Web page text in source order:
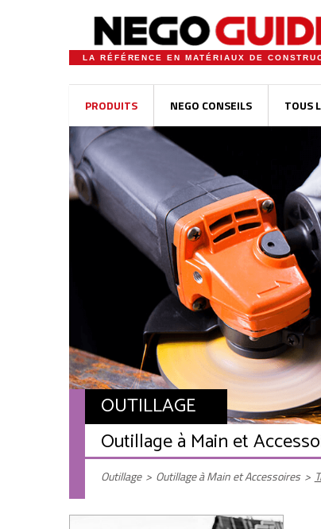
LA RÉFÉRENCE EN MATÉRIAUX DE
PRODUITS NEGO CONSEILS TOUS
OUTILLAGE
Outillage à Main et
Outillage > Outillage à Main et Accessoires >